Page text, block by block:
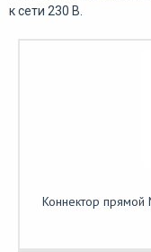
к сети 230 В.
Коннектор прямой